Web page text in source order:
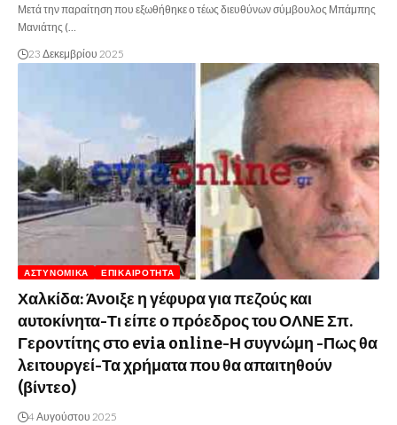
Μετά την παραίτηση που εξωθήθηκε ο τέως διευθύνων σύμβουλος Μπάμπης
Μανιάτης (…
23 Δεκεμβρίου 2025
ΑΣΤΥΝΟΜΙΚΆ ΕΠΙΚΑΙΡΌΤΗΤΑ
Χαλκίδα: Άνοιξε η γέφυρα για πεζούς και
αυτοκίνητα-Τι είπε ο πρόεδρος του ΟΛΝΕ Σπ.
Γεροντίτης στο evia online-Η συγνώμη -Πως θα
λειτουργεί-Τα χρήματα που θα απαιτηθούν
(βίντεο)
4 Αυγούστου 2025